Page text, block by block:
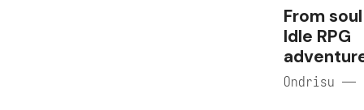
From
Idle RPG
Ondrisu —